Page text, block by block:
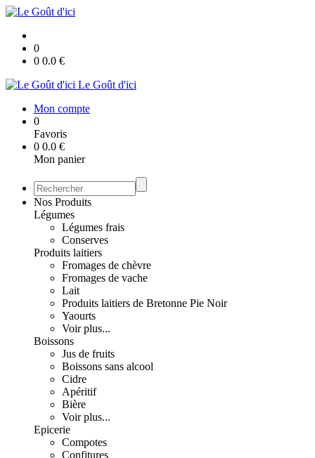
0
0 0.0 €
Le Goût d'ici
Mon compte
0
Favoris
0 0.0 €
Mon panier
Nos Produits
Légumes
Légumes frais
Conserves
Produits laitiers
Fromages de chèvre
Fromages de vache
Lait
Produits laitiers de Bretonne Pie Noir
Yaourts
Voir plus...
Boissons
Jus de fruits
Boissons sans alcool
Cidre
Apéritif
Bière
Voir plus...
Epicerie
Compotes
Confitures